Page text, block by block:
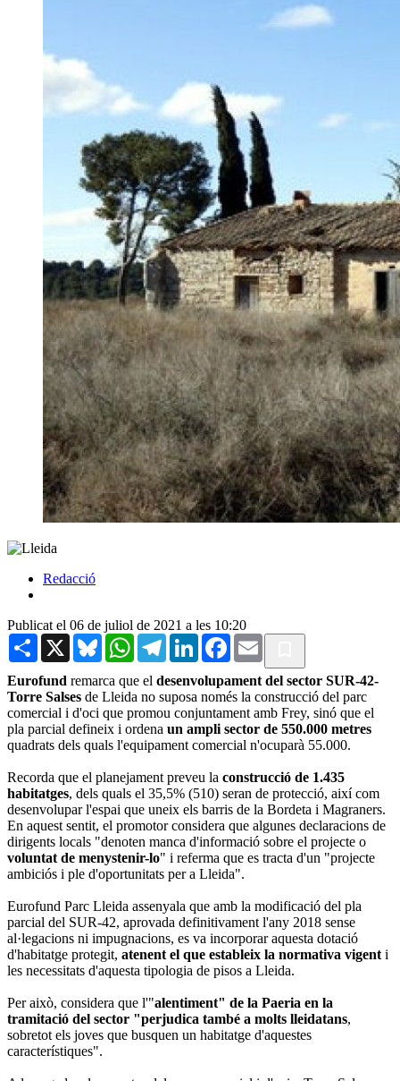
Redacció
Publicat el 06 de juliol de 2021 a les 10:20
Share X BlueskyWhatsAppTelegramLinkedInFacebook
Email
Eurofund remarca que el desenvolupament del sector SUR-42-
Torre Salses de Lleida no suposa només la construcció del parc
comercial i d'oci que promou conjuntament amb Frey, sinó que el
pla parcial defineix i ordena un ampli sector de 550.000 metres
quadrats dels quals l'equipament comercial n'ocuparà 55.000.
Recorda que el planejament preveu la construcció de 1.435
habitatges, dels quals el 35,5% (510) seran de protecció, així com
desenvolupar l'espai que uneix els barris de la Bordeta i Magraners.
En aquest sentit, el promotor considera que algunes declaracions de
dirigents locals "denoten manca d'informació sobre el projecte o
voluntat de menystenir-lo" i referma que es tracta d'un "projecte
ambiciós i ple d'oportunitats per a Lleida".
Eurofund Parc Lleida assenyala que amb la modificació del pla
parcial del SUR-42, aprovada definitivament l'any 2018 sense
al·legacions ni impugnacions, es va incorporar aquesta dotació
d'habitatge protegit, atenent el que estableix la normativa vigent i
les necessitats d'aquesta tipologia de pisos a Lleida.
Per això, considera que l'"alentiment" de la Paeria en la
tramitació del sector "perjudica també a molts lleidatans,
sobretot els joves que busquen un habitatge d'aquestes
característiques".